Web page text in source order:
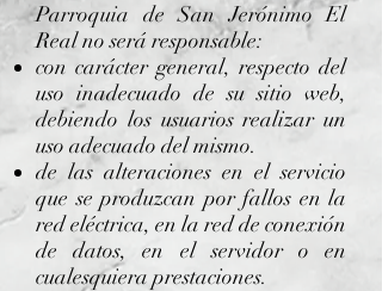
Parroquia de San Jerónimo El
Real no será responsable:
con carácter general, respecto del
uso inadecuado de su sitio web,
debiendo los usuarios realizar un
uso adecuado del mismo.
de las alteraciones en el servicio
que se produzcan por fallos en la
red eléctrica, en la red de conexión
de datos, en el servidor o en
cualesquiera prestaciones.